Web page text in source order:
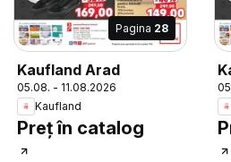
Pagina 28
Kaufland Arad
05.08. - 11.08.2026
Kaufland
Preț în catalog